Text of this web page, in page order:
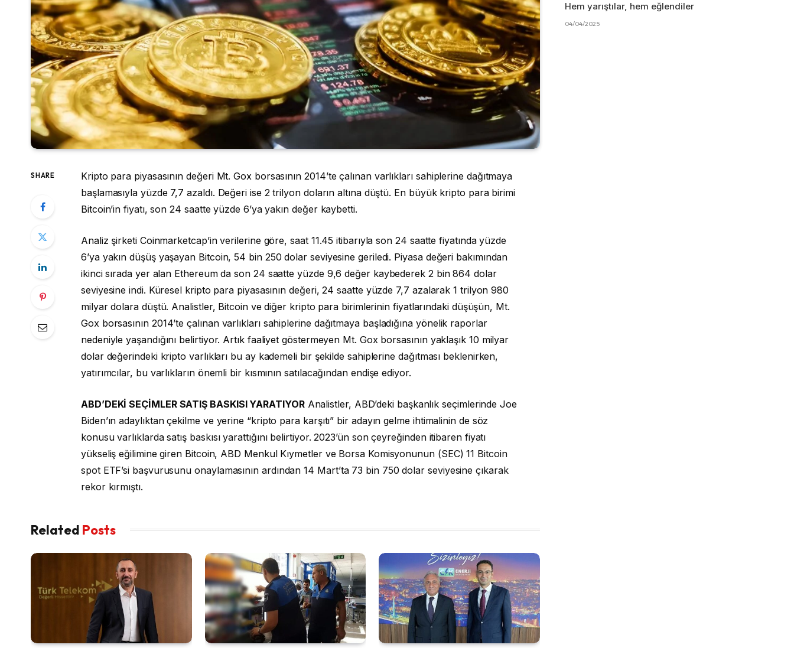
SHARE
Kripto para piyasasının değeri Mt. Gox borsasının 2014’te çalınan varlıkları sahiplerine dağıtmaya
başlamasıyla yüzde 7,7 azaldı. Değeri ise 2 trilyon doların altına düştü. En büyük kripto para birimi
Bitcoin’in fiyatı, son 24 saatte yüzde 6’ya yakın değer kaybetti.
Analiz şirketi Coinmarketcap’in verilerine göre, saat 11.45 itibarıyla son 24 saatte fiyatında yüzde
6’ya yakın düşüş yaşayan Bitcoin, 54 bin 250 dolar seviyesine geriledi. Piyasa değeri bakımından
ikinci sırada yer alan Ethereum da son 24 saatte yüzde 9,6 değer kaybederek 2 bin 864 dolar
seviyesine indi. Küresel kripto para piyasasının değeri, 24 saatte yüzde 7,7 azalarak 1 trilyon 980
milyar dolara düştü. Analistler, Bitcoin ve diğer kripto para birimlerinin fiyatlarındaki düşüşün, Mt.
Gox borsasının 2014’te çalınan varlıkları sahiplerine dağıtmaya başladığına yönelik raporlar
nedeniyle yaşandığını belirtiyor. Artık faaliyet göstermeyen Mt. Gox borsasının yaklaşık 10 milyar
dolar değerindeki kripto varlıkları bu ay kademeli bir şekilde sahiplerine dağıtması beklenirken,
yatırımcılar, bu varlıkların önemli bir kısmının satılacağından endişe ediyor.
ABD’DEKİ SEÇİMLER SATIŞ BASKISI YARATIYORAnalistler, ABD’deki başkanlık seçimlerinde Joe
Biden’ın adaylıktan çekilme ve yerine “kripto para karşıtı” bir adayın gelme ihtimalinin de söz
konusu varlıklarda satış baskısı yarattığını belirtiyor. 2023’ün son çeyreğinden itibaren fiyatı
yükseliş eğilimine giren Bitcoin, ABD Menkul Kıymetler ve Borsa Komisyonunun (SEC) 11 Bitcoin
spot ETF’si başvurusunu onaylamasının ardından 14 Mart’ta 73 bin 750 dolar seviyesine çıkarak
rekor kırmıştı.
Related Posts
Hem yarıştılar, hem eğlendiler
04/04/2025